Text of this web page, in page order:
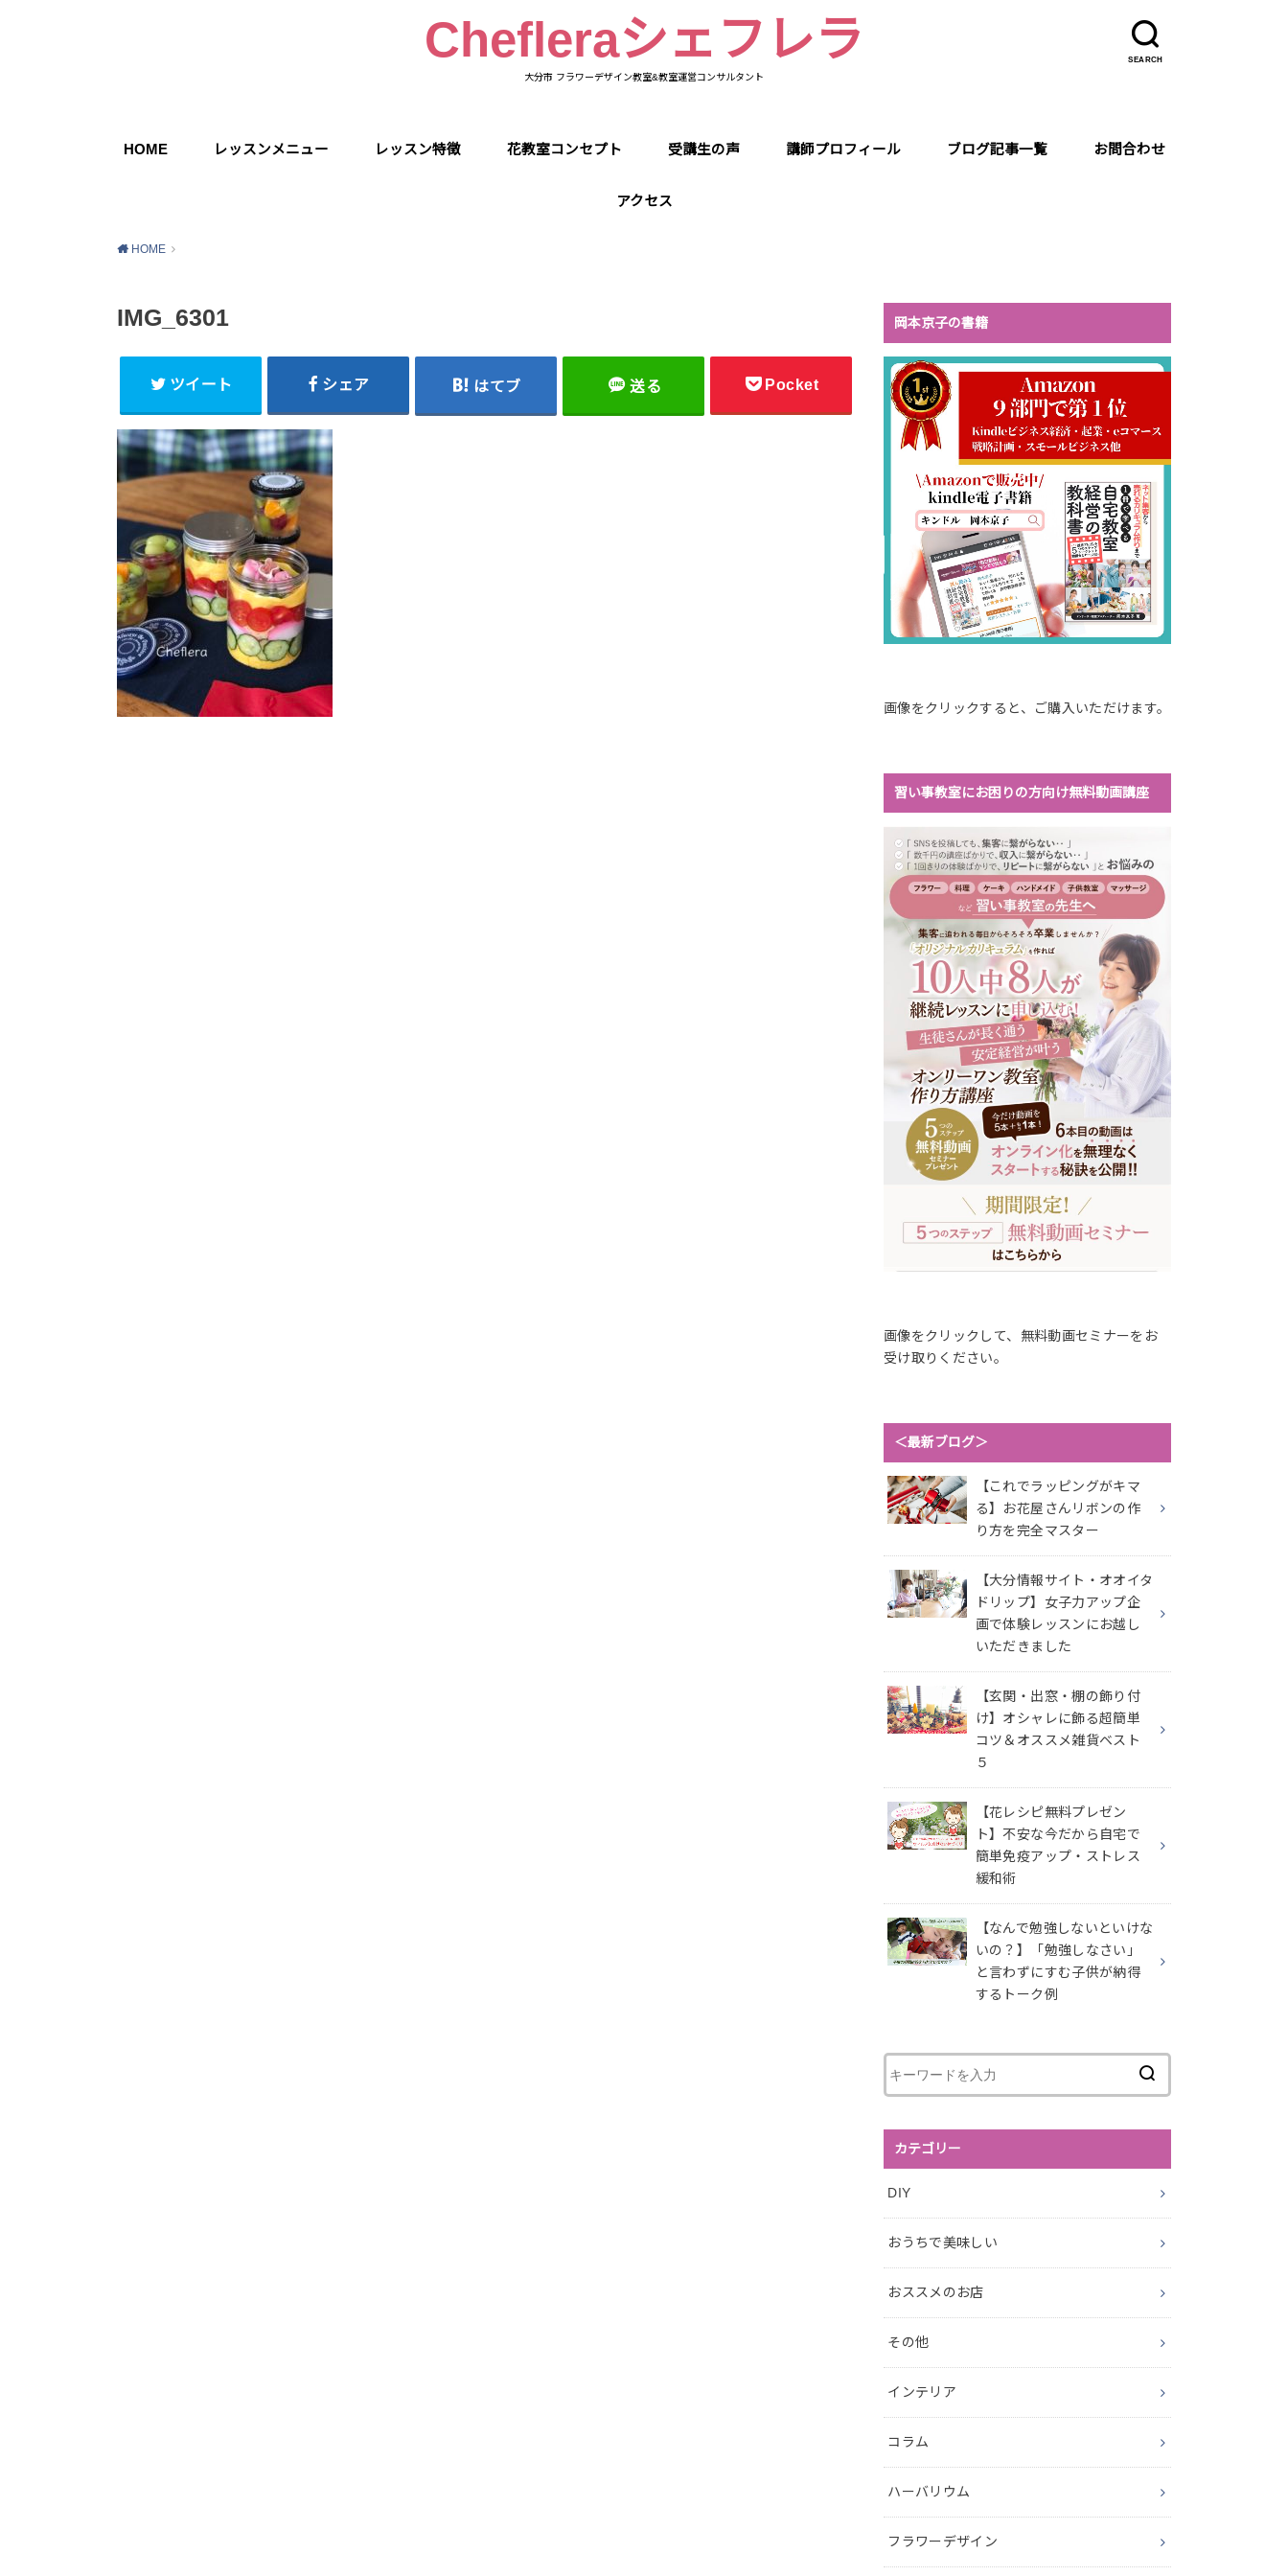
SEARCH
Chefleraシェフレラ
大分市 フラワーデザイン教室&教室運営コンサルタント
HOME レッスンメニュー レッスン特徴 花教室コンセプト 受講生の声 講師プロフィール ブログ記事一覧 お問合わせ
アクセス
HOME
IMG_6301
ツイート シェア はてブ 送る Pocket
岡本京子の書籍
画像をクリックすると、ご購入いただけます。
習い事教室にお困りの方向け無料動画講座
画像をクリックして、無料動画セミナーをお
受け取りください。
＜最新ブログ＞
【これでラッピングがキマ
る】お花屋さんリボンの作
り方を完全マスター
【大分情報サイト・オオイタ
ドリップ】女子力アップ企
画で体験レッスンにお越し
いただきました
【玄関・出窓・棚の飾り付
け】オシャレに飾る超簡単
コツ＆オススメ雑貨ベスト
５
【花レシピ無料プレゼン
ト】不安な今だから自宅で
簡単免疫アップ・ストレス
緩和術
【なんで勉強しないといけな
いの？】「勉強しなさい」
と言わずにすむ子供が納得
するトーク例
カテゴリー
DIY
おうちで美味しい
おススメのお店
その他
インテリア
コラム
ハーバリウム
フラワーデザイン